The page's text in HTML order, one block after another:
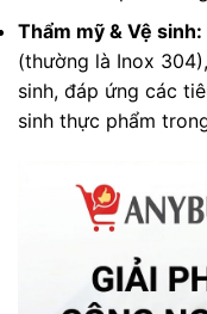
Thẩm mỹ & Vệ sinh:
(thường là Inox
sinh, đáp ứng các
sinh thực phẩm